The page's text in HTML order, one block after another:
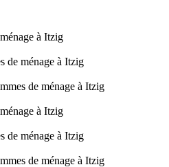
à Itzig
de ménage à Itzig
de ménage à Itzig
à Itzig
de ménage à Itzig
de ménage à Itzig